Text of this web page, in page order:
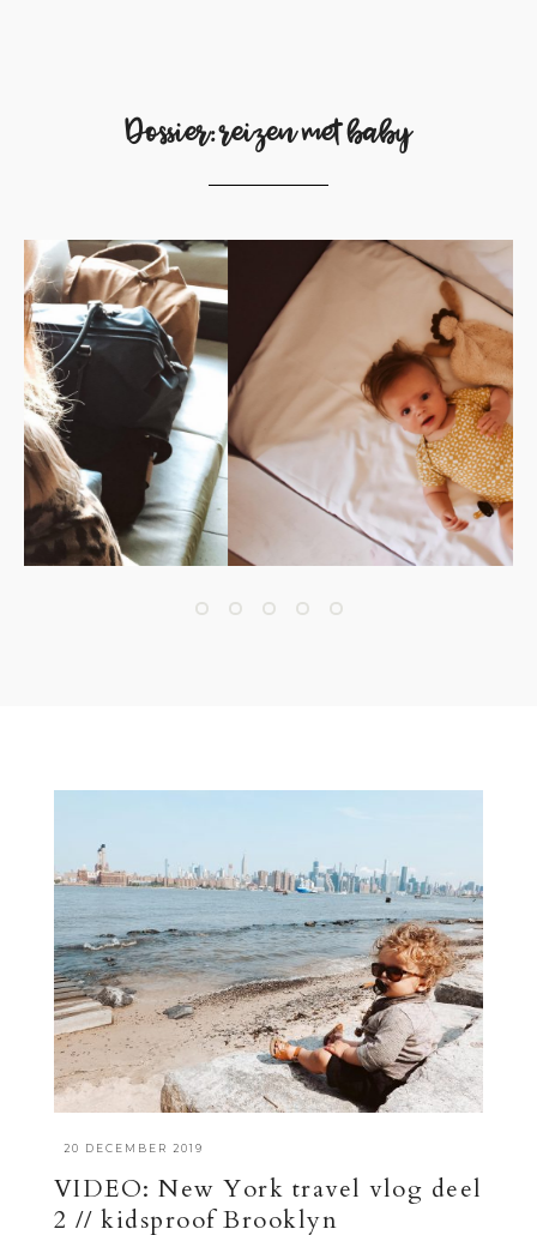
Dossier: reizen met baby
20 DECEMBER 2019
VIDEO: New York travel vlog deel
2 // kidsproof Brooklyn